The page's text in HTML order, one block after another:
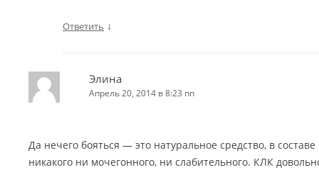
Ответить ↓
Элина
Апрель 20, 2014 в 8:23 пп
Да нечего бояться — это натуральное средство, в
никакого ни мочегонного, ни слабительного. КЛК